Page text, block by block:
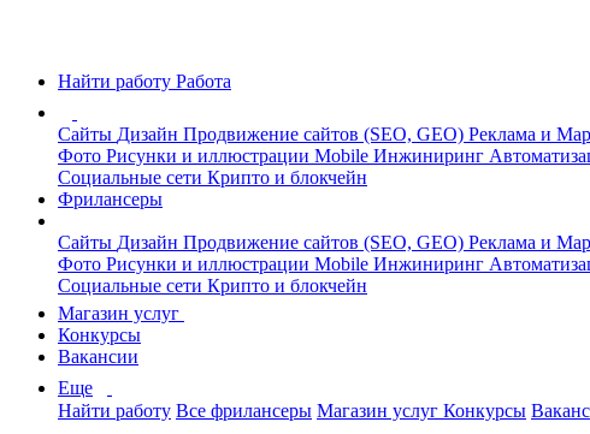
Найти работу Работа
Сайты Дизайн Продвижение сайтов (SEO, GEO) Реклама и
Фото Рисунки и иллюстрации Mobile Инжиниринг
Социальные сети Крипто и блокчейн
Фрилансеры
Сайты Дизайн Продвижение сайтов (SEO, GEO) Реклама и
Фото Рисунки и иллюстрации Mobile Инжиниринг
Социальные сети Крипто и блокчейн
Магазин услуг
Конкурсы
Вакансии
Еще
Найти работу Все фрилансеры Магазин услуг Конкурсы